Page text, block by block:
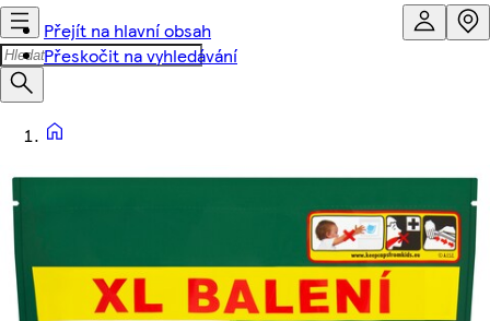
Přejít na hlavní obsah
Přeskočit na vyhledávání